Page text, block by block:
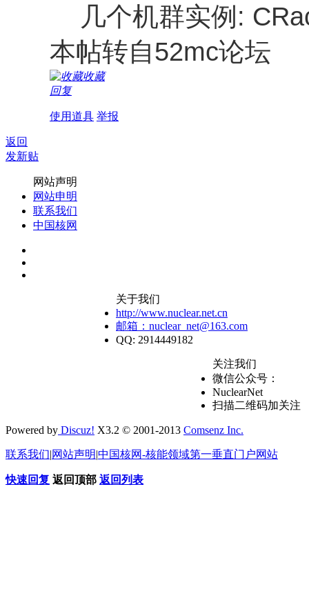
几个机群实例:
本帖转自52mc论坛
收藏
回复
使用道具 举报
返回
发新贴
网站声明
网站申明
联系我们
中国核网
关于我们
http://www.nuclear.net.cn
邮箱：nuclear_net@163.com
QQ: 2914449182
关注我们
微信公众号：
NuclearNet
扫描二维码加关注
Powered by Discuz! X3.2 © 2001-2013 Comsenz Inc.
联系我们|网站声明|中国核网-核能领域第一垂直门户网站
快速回复 返回顶部 返回列表